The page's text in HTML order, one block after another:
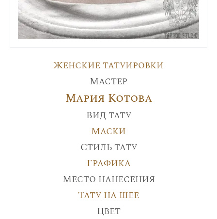
Женские татуировки
Мастер
Мария Котова
Вид тату
Маски
Стиль тату
Графика
Место нанесения
Тату на шее
Цвет